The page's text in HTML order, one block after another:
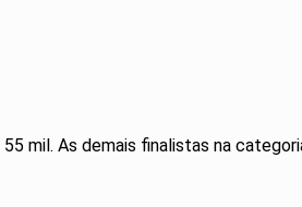
mil. As demais finalistas na